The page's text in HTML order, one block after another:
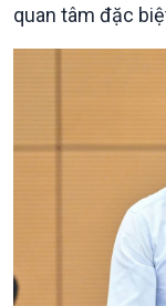
Chính phủ với
Quốc hội với cử tri
Đảng trong cuộc
Pháp luật và đời
quan tâm đặc